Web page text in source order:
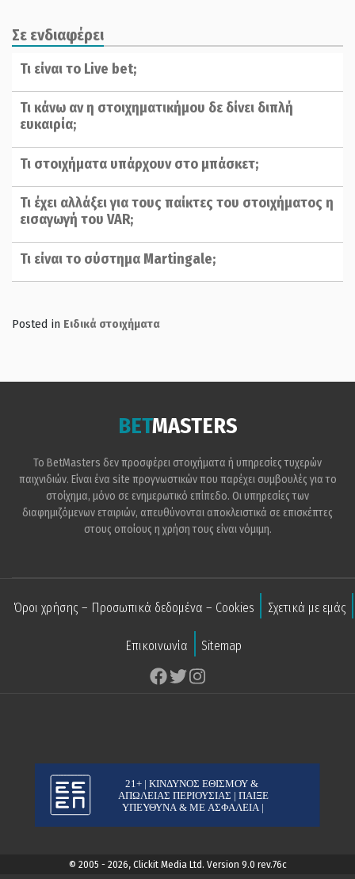
Σε ενδιαφέρει
Τι είναι το Live bet;
Τι κάνω αν η στοιχηματικήμου δε δίνει διπλή
ευκαιρία;
Τι στοιχήματα υπάρχουν στο μπάσκετ;
Τι έχει αλλάξει για τους παίκτες του στοιχήματος η
εισαγωγή του VAR;
Τι είναι το σύστημα Martingale;
Posted in Ειδικά στοιχήματα
BETMASTERS
Το BetMasters δεν προσφέρει στοιχήματα ή υπηρεσίες τυχερών
παιχνιδιών. Είναι ένα site προγνωστικών που παρέχει συμβουλές για το
στοίχημα, μόνο σε ενημερωτικό επίπεδο. Οι υπηρεσίες των
διαφημιζόμενων εταιριών, απευθύνονται αποκλειστικά σε επισκέπτες
στους οποίους η χρήση τους είναι νόμιμη.
Όροι χρήσης – Προσωπικά δεδομένα – Cookies Σχετικά με εμάς
Επικοινωνία Sitemap
© 2005 - 2026, Clickit Media Ltd. Version 9.0 rev.76c